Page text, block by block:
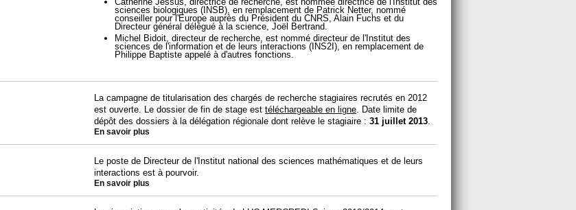
sciences biologiques (INSB), en remplacement de Patrick Netter, nommé
conseiller pour l'Europe auprès du Président du CNRS, Alain Fuchs et du
Directeur général délégué à la science, Joël Bertrand.
Michel Bidoit, directeur de recherche, est nommé directeur de l'Institut des
sciences de l'information et de leurs interactions (INS2I), en remplacement de
Philippe Baptiste appelé à d'autres fonctions.
La campagne de titularisation des chargés de recherche stagiaires recrutés en 2012
est ouverte. Le dossier de fin de stage est téléchargeable en ligne . Date limite de
dépôt des dossiers à la délégation régionale dont relève le stagiaire : 31 juillet 2013
En savoir plus
Le poste de Directeur de l'Institut national des sciences mathématiques et de leurs
interactions est à pourvoir.
En savoir plus